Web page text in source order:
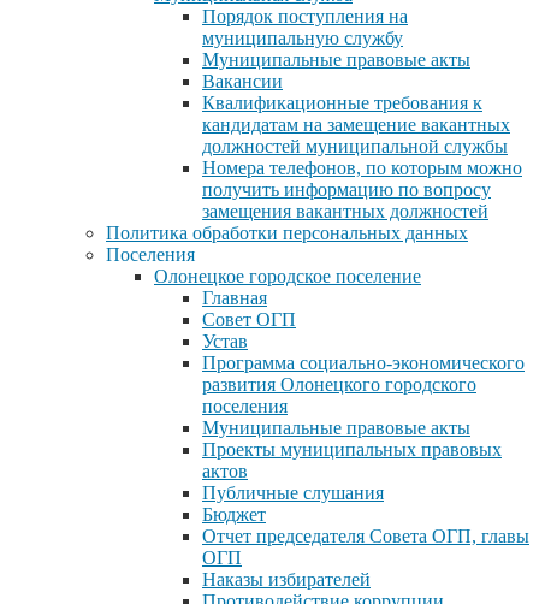
Порядок поступления на
муниципальную службу
Муниципальные правовые акты
Вакансии
Квалификационные требования к
кандидатам на замещение вакантных
должностей муниципальной службы
Номера телефонов, по которым можно
получить информацию по вопросу
замещения вакантных должностей
Политика обработки персональных данных
Поселения
Олонецкое городское поселение
Главная
Совет ОГП
Устав
Программа социально-экономического
развития Олонецкого городского
поселения
Муниципальные правовые акты
Проекты муниципальных правовых
актов
Публичные слушания
Бюджет
Отчет председателя Совета ОГП, главы
ОГП
Наказы избирателей